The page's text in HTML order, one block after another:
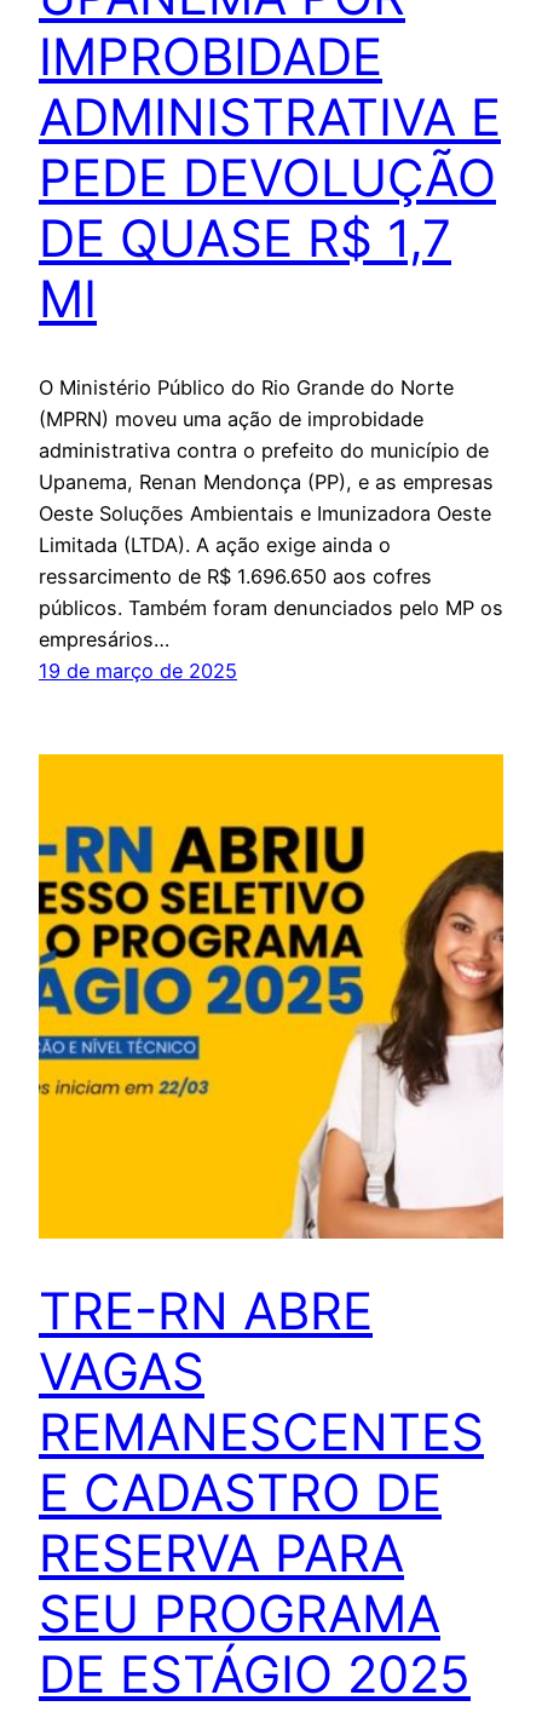
IMPROBIDADE
ADMINISTRATIVA E
PEDE DEVOLUÇÃO
DE QUASE R$ 1,7
MI
O Ministério Público do Rio Grande do Norte
(MPRN) moveu uma ação de improbidade
administrativa contra o prefeito do município de
Upanema, Renan Mendonça (PP), e as empresas
Oeste Soluções Ambientais e Imunizadora Oeste
Limitada (LTDA). A ação exige ainda o
ressarcimento de R$ 1.696.650 aos cofres
públicos. Também foram denunciados pelo MP os
empresários…
19 de março de 2025
TRE-RN ABRE
VAGAS
REMANESCENTES
E CADASTRO DE
RESERVA PARA
SEU PROGRAMA
DE ESTÁGIO 2025